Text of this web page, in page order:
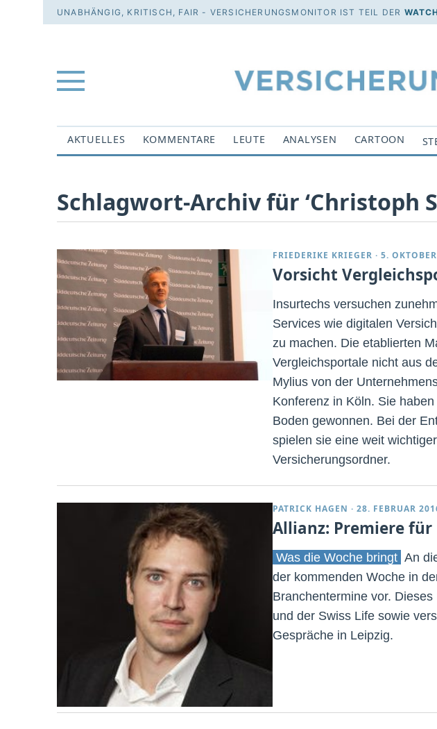
UNABHÄNGIG, KRITISCH, FAIR - VERSICHERUNGSMONITOR IST TEIL DER
AKTUELLES KOMMENTARE LEUTE ANALYSEN CARTOON
Schlagwort-Archiv für ‘Christoph
FRIEDERIKE KRIEGER · 5.
Vorsicht
Insurtechs versuchen
Services wie digitalen
zu machen. Die etablierten
Vergleichsportale nicht aus
Mylius von der
Konferenz in Köln. Sie
Boden gewonnen. Bei der
spielen sie eine weit
Versicherungsordner.
PATRICK HAGEN · 28. FEBRUAR
Allianz: Premiere
Was die Woche bringt An
der kommenden Woche in
Branchentermine vor.
und der Swiss Life sowie
Gespräche in Leipzig.